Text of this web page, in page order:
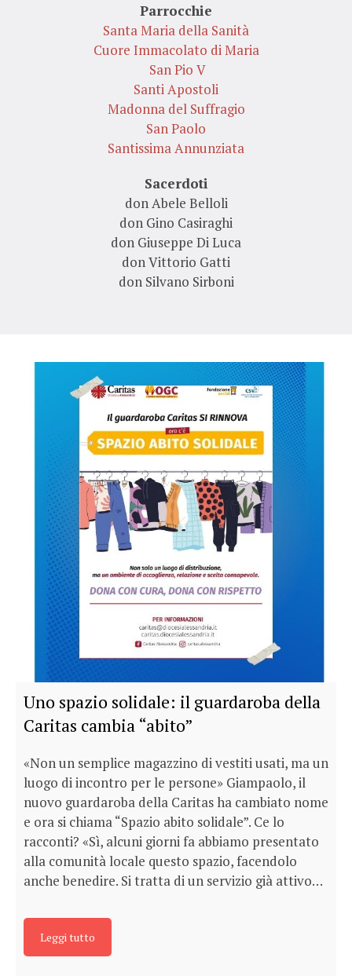
Parrocchie
Santa Maria della Sanità
Cuore Immacolato di Maria
San Pio V
Santi Apostoli
Madonna del Suffragio
San Paolo
Santissima Annunziata
Sacerdoti
don Abele Belloli
don Gino Casiraghi
don Giuseppe Di Luca
don Vittorio Gatti
don Silvano Sirboni
Uno spazio solidale: il guardaroba della
Caritas cambia “abito”
«Non un semplice magazzino di vestiti usati, ma un
luogo di incontro per le persone» Giampaolo, il
nuovo guardaroba della Caritas ha cambiato nome
e ora si chiama “Spazio abito solidale”. Ce lo
racconti? «Sì, alcuni giorni fa abbiamo presentato
alla comunità locale questo spazio, facendolo
anche benedire. Si tratta di un servizio già attivo…
Leggi tutto